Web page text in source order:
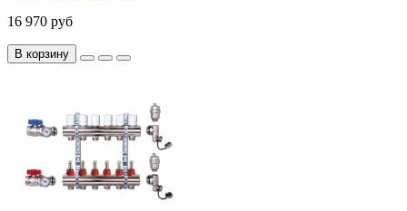
16 970 руб
В корзину